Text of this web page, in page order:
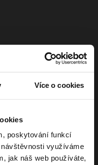
Více o cookies
poskytování funkcí
využíváme
jak náš web používáte,